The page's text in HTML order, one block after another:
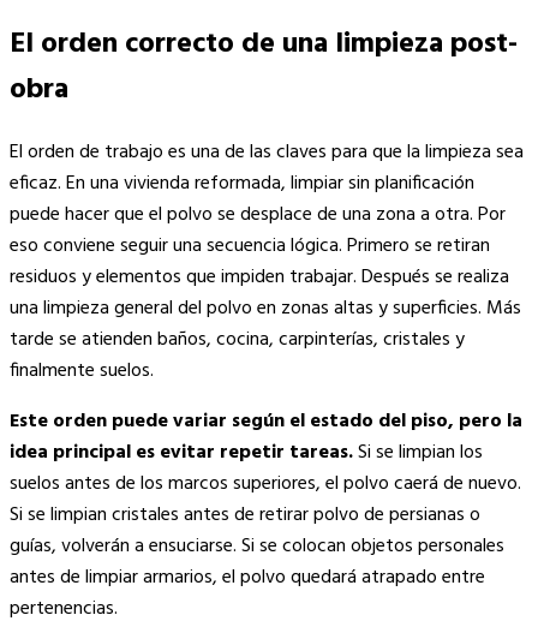
El orden correcto de una limpieza post-
obra
El orden de trabajo es una de las claves para que la limpieza sea
eficaz. En una vivienda reformada, limpiar sin planificación
puede hacer que el polvo se desplace de una zona a otra. Por
eso conviene seguir una secuencia lógica. Primero se retiran
residuos y elementos que impiden trabajar. Después se realiza
una limpieza general del polvo en zonas altas y superficies. Más
tarde se atienden baños, cocina, carpinterías, cristales y
finalmente suelos.
Este orden puede variar según el estado del piso, pero la
idea principal es evitar repetir tareas.Si se limpian los
suelos antes de los marcos superiores, el polvo caerá de nuevo.
Si se limpian cristales antes de retirar polvo de persianas o
guías, volverán a ensuciarse. Si se colocan objetos personales
antes de limpiar armarios, el polvo quedará atrapado entre
pertenencias.